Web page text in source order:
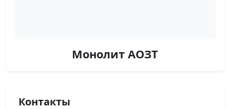
Монолит АОЗТ
Контакты